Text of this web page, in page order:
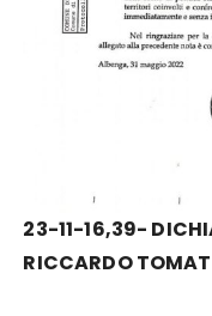
23-11-16,39-
RICCARDO